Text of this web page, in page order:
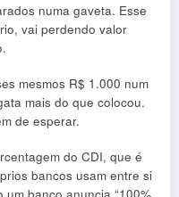
numa gaveta. Esse
vai perdendo valor
mesmos R$ 1.000 num
mais do que colocou.
de esperar.
do CDI, que é
bancos usam entre si